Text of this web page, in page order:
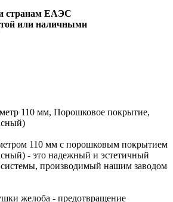
странам ЕАЭС
или наличными
110 мм, Порошковое покрытие,
110 мм с порошковым покрытием
- это надежный и эстетичный
системы, производимый нашим заводом
желоба - предотвращение